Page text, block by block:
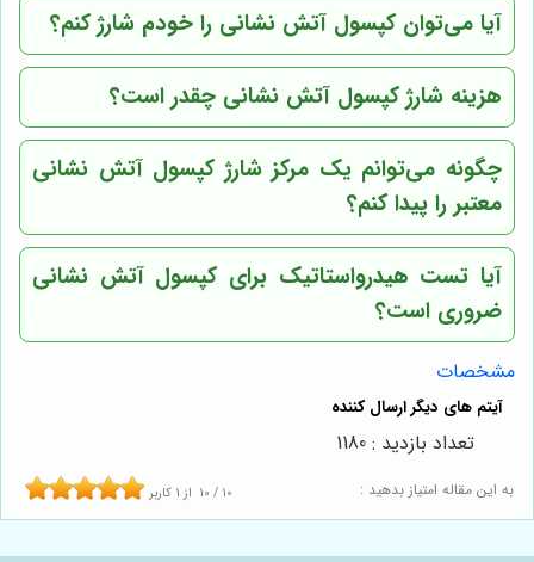
آیا می‌توان کپسول آتش نشانی را خودم شارژ کنم؟
هزینه شارژ کپسول آتش نشانی چقدر است؟
چگونه می‌توانم یک مرکز شارژ کپسول آتش نشانی
معتبر را پیدا کنم؟
آیا تست هیدرواستاتیک برای کپسول آتش نشانی
ضروری است؟
مشخصات
به این مقاله امتیاز بدهید : 10 / 10 از 1 کاربر
تعداد بازدید : 1180